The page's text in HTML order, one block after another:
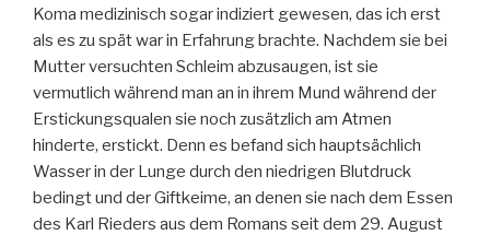
Koma medizinisch sogar indiziert gewesen, das ich erst
als es zu spät war in Erfahrung brachte. Nachdem sie bei
Mutter versuchten Schleim abzusaugen, ist sie
vermutlich während man an in ihrem Mund während der
Erstickungsqualen sie noch zusätzlich am Atmen
hinderte, erstickt. Denn es befand sich hauptsächlich
Wasser in der Lunge durch den niedrigen Blutdruck
bedingt und der Giftkeime, an denen sie nach dem Essen
des Karl Rieders aus dem Romans seit dem 29. August